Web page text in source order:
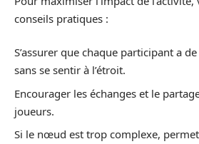
conseils pratiques :
S’assurer que chaque participant a
sans se sentir à l’étroit.
Encourager les échanges et le
joueurs.
Si le nœud est trop complexe,